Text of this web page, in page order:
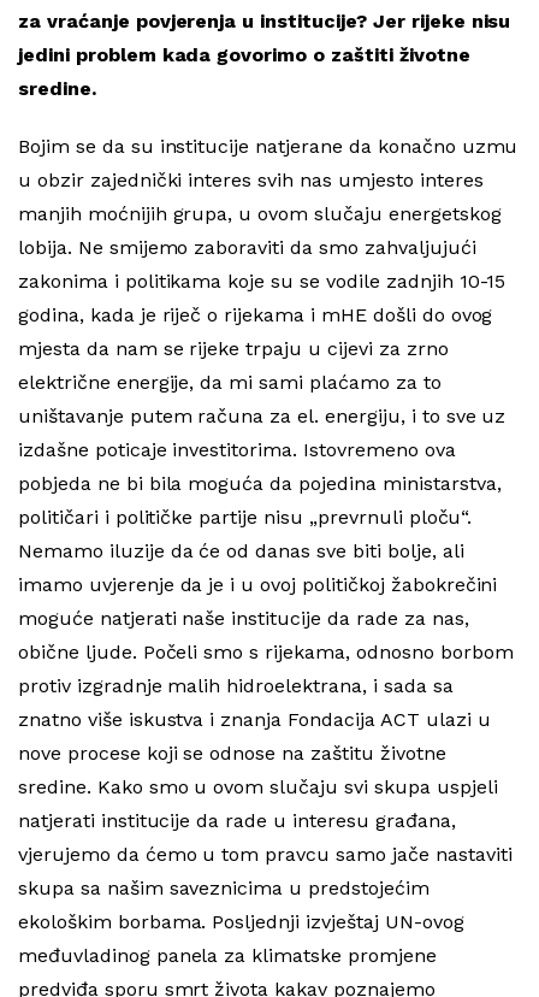
za vraćanje povjerenja u institucije? Jer rijeke nisu
jedini problem kada govorimo o zaštiti životne
sredine.
Bojim se da su institucije natjerane da konačno uzmu
u obzir zajednički interes svih nas umjesto interes
manjih moćnijih grupa, u ovom slučaju energetskog
lobija. Ne smijemo zaboraviti da smo zahvaljujući
zakonima i politikama koje su se vodile zadnjih 10-15
godina, kada je riječ o rijekama i mHE došli do ovog
mjesta da nam se rijeke trpaju u cijevi za zrno
električne energije, da mi sami plaćamo za to
uništavanje putem računa za el. energiju, i to sve uz
izdašne poticaje investitorima. Istovremeno ova
pobjeda ne bi bila moguća da pojedina ministarstva,
političari i političke partije nisu „prevrnuli ploču“.
Nemamo iluzije da će od danas sve biti bolje, ali
imamo uvjerenje da je i u ovoj političkoj žabokrečini
moguće natjerati naše institucije da rade za nas,
obične ljude. Počeli smo s rijekama, odnosno borbom
protiv izgradnje malih hidroelektrana, i sada sa
znatno više iskustva i znanja Fondacija ACT ulazi u
nove procese koji se odnose na zaštitu životne
sredine. Kako smo u ovom slučaju svi skupa uspjeli
natjerati institucije da rade u interesu građana,
vjerujemo da ćemo u tom pravcu samo jače nastaviti
skupa sa našim saveznicima u predstojećim
ekološkim borbama. Posljednji izvještaj UN-ovog
međuvladinog panela za klimatske promjene
predviđa sporu smrt života kakav poznajemo